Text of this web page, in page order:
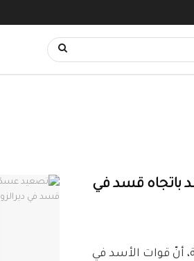
باتجاه قسد في
خاصة، أنّ قوات الأسد في